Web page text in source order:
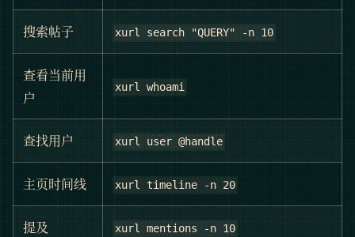
搜索帖子 xurl search "QUERY" -n 10
查看当前用
户
xurl whoami
查找用户 xurl user @handle
主页时间线 xurl timeline -n 20
提及 xurl mentions -n 10